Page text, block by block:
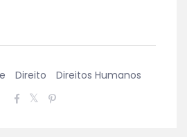
Direito
Direitos Humanos